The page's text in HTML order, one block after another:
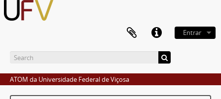
Entrar
ATOM da Universidade Federal de Viçosa